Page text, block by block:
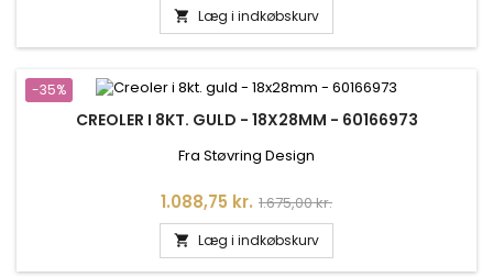
 Læg i indkøbskurv
-35%
CREOLER I 8KT. GULD - 18X28MM - 60166973
Fra Støvring Design
Pris
1.088,75 kr. Normalpris
1.675,00 kr.
 Læg i indkøbskurv